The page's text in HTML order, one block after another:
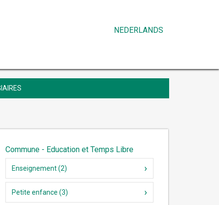
NEDERLANDS
Commune - Education et Temps Libre
Enseignement (2)
Petite enfance (3)